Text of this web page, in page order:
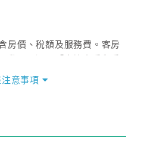
房價、稅額及服務費。客房
意事項